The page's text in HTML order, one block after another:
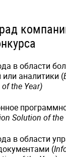
в области
или аналитики (
the Year)
Solution of the
в области
(